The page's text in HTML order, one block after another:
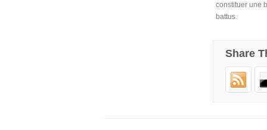
constituer une
battus.
Share